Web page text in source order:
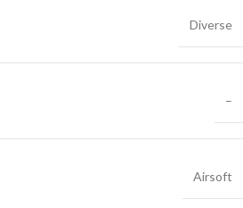
Diverse
–
Airsoft